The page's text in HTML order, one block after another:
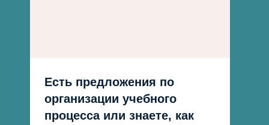
Есть предложения по
организации учебного
процесса или знаете, как